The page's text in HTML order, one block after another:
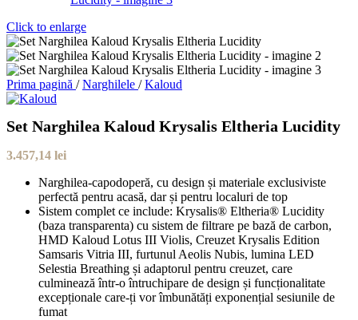
Click to enlarge
Prima pagină / Narghilele / Kaloud
Set Narghilea Kaloud Krysalis Eltheria Lucidity
3.457,14 lei
Narghilea-capodoperă, cu design și materiale exclusiviste
perfectă pentru acasă, dar și pentru localuri de top
Sistem complet ce include: Krysalis® Eltheria® Lucidity
(baza transparenta) cu sistem de filtrare pe bază de carbon,
HMD Kaloud Lotus III Violis, Creuzet Krysalis Edition
Samsaris Vitria III, furtunul Aeolis Nubis, lumina LED
Selestia Breathing și adaptorul pentru creuzet, care
culminează într-o întruchipare de design și funcționalitate
excepționale care-ți vor îmbunătăți exponențial sesiunile de
fumat